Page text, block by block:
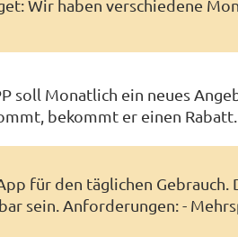
Wir haben verschiedene
soll Monatlich ein neues
bekommt er einen Rabatt.
für den täglichen Gebrauch.
sein. Anforderungen: -